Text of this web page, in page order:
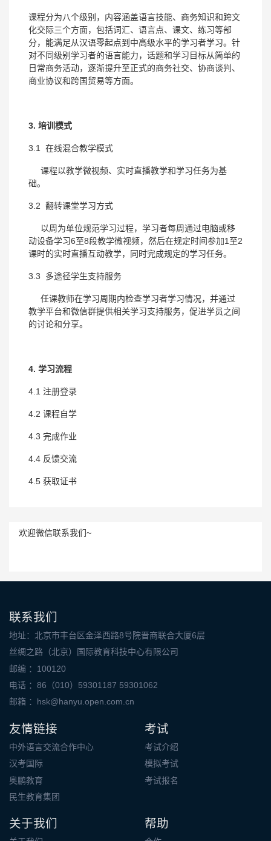
课程分为八个级别，内容涵盖语言技能、商务知识和跨文
化交际三个方面，包括词汇、语言点、课文、练习等部
分，能满足从汉语零起点到中高级水平的学习者学习。针
对不同级别学习者的语言能力，话题和学习目标从简单的
日常商务活动，逐渐提升至正式的商务社交、协商谈判、
商业协议和跨国贸易等方面。
3. 培训模式
3.1 在线混合教学模式
课程以教学微视频、实时直播教学和学习任务为基
础。
3.2 翻转课堂学习方式
以周为单位规范学习过程，学习者每周通过电脑或移
动设备学习6至8段教学微视频，然后在规定时间参加1至2
课时的实时直播互动教学，同时完成规定的学习任务。
3.3 多途径学生支持服务
任课教师在学习周期内检查学习者学习情况，并通过
教学平台和微信群提供相关学习支持服务，促进学员之间
的讨论和分享。
4. 学习流程
4.1 注册登录
4.2 课程自学
4.3 完成作业
4.4 反馈交流
4.5 获取证书
欢迎微信联系我们~
联系我们
地址：北京市丰台区金泽西路8号院晋商联合大厦6层
丝绸之路（北京）国际教育科技中心有限公司
邮编 ：100120
电话 ：86（010）59301187 59301062
邮箱 ： hsk@hanyu.open.com.cn
友情链接
中外语言交流合作中心
汉考国际
奥鹏教育
民生教育集团
考试
考试介绍
模拟考试
考试报名
关于我们 帮助